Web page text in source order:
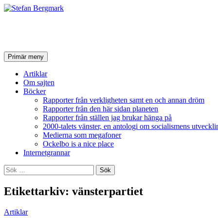
SökPrimär meny Hoppa
till
innehåll
Artiklar
Om sajten
Böcker
Rapporter från verkligheten samt en och annan dröm
Rapporter från den här sidan planeten
Rapporter från ställen jag brukar hänga på
2000-talets vänster, en antologi om socialismens
Medierna som megafoner
Ockelbo is a nice place
Internetgrannar
Sök
efter:
Etikettarkiv: vänsterpartiet
Artiklar